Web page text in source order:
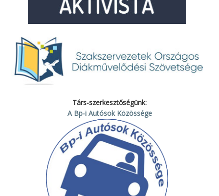
Társ-szerkesztőségünk:
A Bp-i Autósok Közössége